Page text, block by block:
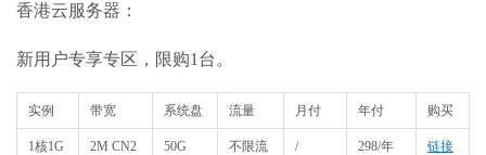
香港云服务器：
新用户专享专区，限购1台。
实例 带宽 系统盘 流量 月付 年付 购买
1核1G 2M CN2 50G 不限流 / 298/年 链接